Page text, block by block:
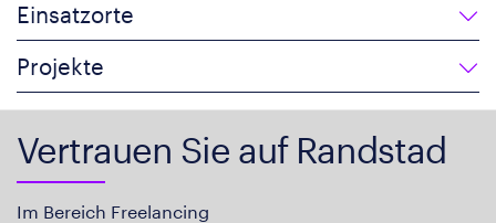
Einsatzorte
Projekte
Vertrauen Sie auf Randstad
Im Bereich Freelancing